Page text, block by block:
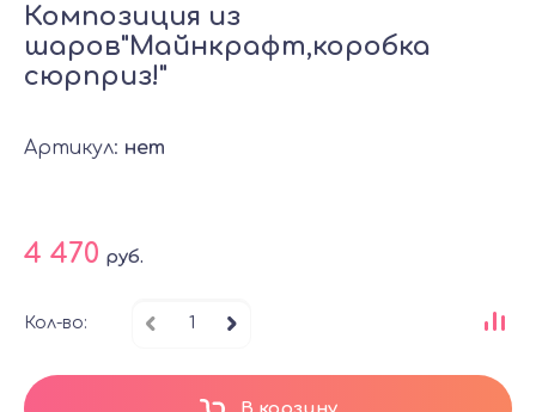
Композиция из
шаров"Майнкрафт,коробка
сюрприз!"
Артикул: нет
4 470 руб.
Кол-во: